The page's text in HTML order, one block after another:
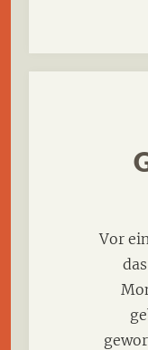
Vor